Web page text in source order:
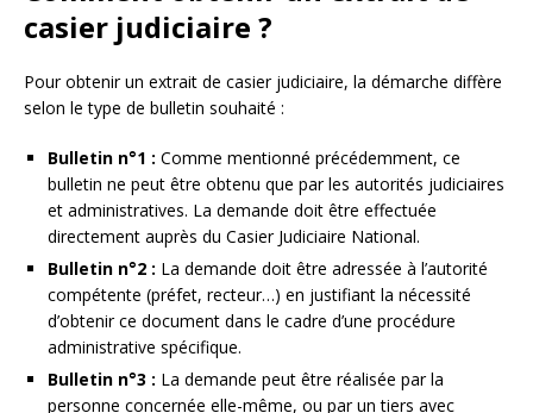
casier judiciaire ?
Pour obtenir un extrait de casier judiciaire, la démarche diffère
selon le type de bulletin souhaité :
Bulletin n°1 : Comme mentionné précédemment, ce
bulletin ne peut être obtenu que par les autorités judiciaires
et administratives. La demande doit être effectuée
directement auprès du Casier Judiciaire National.
Bulletin n°2 : La demande doit être adressée à l’autorité
compétente (préfet, recteur…) en justifiant la nécessité
d’obtenir ce document dans le cadre d’une procédure
administrative spécifique.
Bulletin n°3 : La demande peut être réalisée par la
personne concernée elle-même, ou par un tiers avec